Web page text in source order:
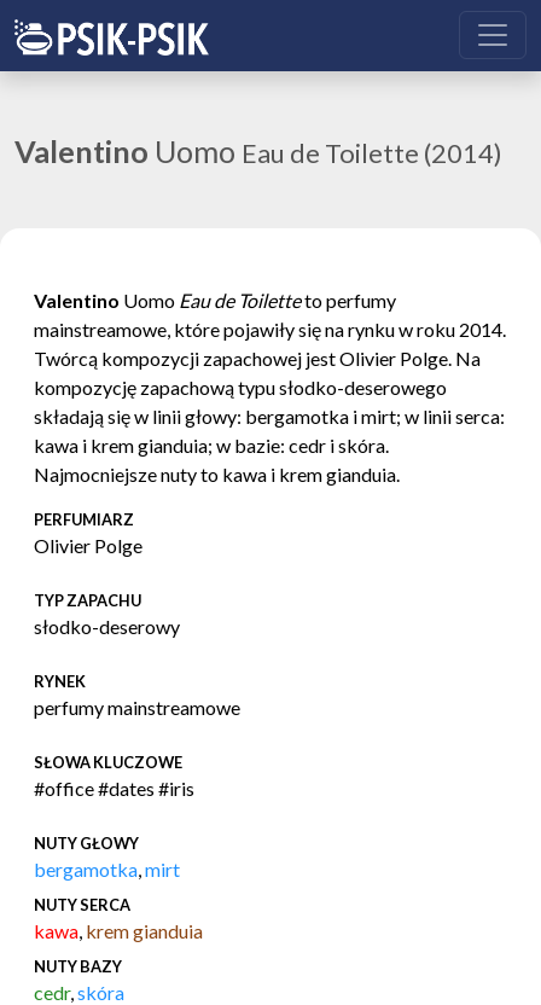
Valentino Uomo Eau de Toilette (2014)
Valentino Uomo Eau de Toiletteto perfumy
mainstreamowe, które pojawiły się na rynku w roku 2014.
Twórcą kompozycji zapachowej jest Olivier Polge. Na
kompozycję zapachową typu słodko-deserowego
składają się w linii głowy: bergamotka i mirt; w linii serca:
kawa i krem gianduia; w bazie: cedr i skóra.
Najmocniejsze nuty to kawa i krem gianduia.
PERFUMIARZ
Olivier Polge
TYP ZAPACHU
słodko-deserowy
RYNEK
perfumy mainstreamowe
SŁOWA KLUCZOWE
#office #dates #iris
NUTY GŁOWY
bergamotka,mirt
NUTY SERCA
kawa, krem gianduia
NUTY BAZY
cedr,skóra